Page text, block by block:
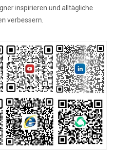
inspirieren und alltägliche
verbessern.